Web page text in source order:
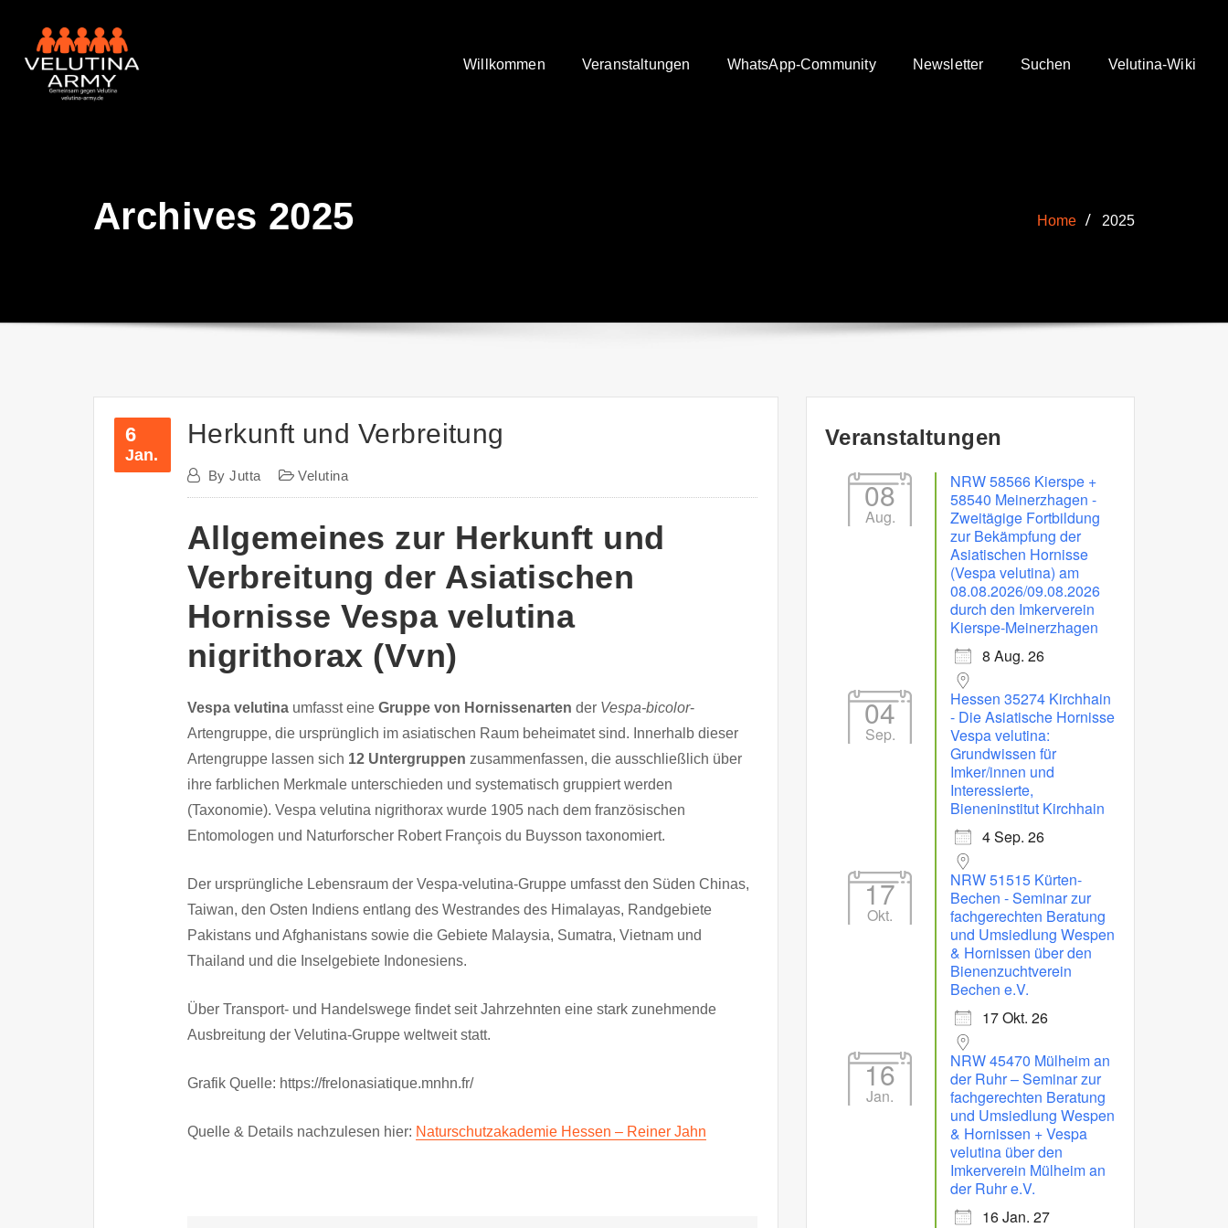
content
Willkommen Veranstaltungen WhatsApp-Community Newsletter Suchen Velutina-Wiki
Archives 2025 Home 2025
6
Jan.
Herkunft und Verbreitung
ByJutta Velutina
Allgemeines zur Herkunft und
Verbreitung der Asiatischen
Hornisse Vespa velutina
nigrithorax (Vvn)
Vespa velutina umfasst eine Gruppe von Hornissenarten der Vespa-bicolor-
Artengruppe, die ursprünglich im asiatischen Raum beheimatet sind. Innerhalb dieser
Artengruppe lassen sich 12 Untergruppen zusammenfassen, die ausschließlich über
ihre farblichen Merkmale unterschieden und systematisch gruppiert werden
(Taxonomie). Vespa velutina nigrithorax wurde 1905 nach dem französischen
Entomologen und Naturforscher Robert François du Buysson taxonomiert.
Der ursprüngliche Lebensraum der Vespa-velutina-Gruppe umfasst den Süden Chinas,
Taiwan, den Osten Indiens entlang des Westrandes des Himalayas, Randgebiete
Pakistans und Afghanistans sowie die Gebiete Malaysia, Sumatra, Vietnam und
Thailand und die Inselgebiete Indonesiens.
Über Transport- und Handelswege findet seit Jahrzehnten eine stark zunehmende
Ausbreitung der Velutina-Gruppe weltweit statt.
Grafik Quelle: https://frelonasiatique.mnhn.fr/
Quelle & Details nachzulesen hier: Naturschutzakademie Hessen – Reiner Jahn
Veranstaltungen
08
Aug.
NRW 58566 Kierspe +
58540 Meinerzhagen -
Zweitägige Fortbildung
zur Bekämpfung der
Asiatischen Hornisse
(Vespa velutina) am
08.08.2026/09.08.2026
durch den Imkerverein
Kierspe-Meinerzhagen
8 Aug. 26
04
Sep.
Hessen 35274 Kirchhain
- Die Asiatische Hornisse
Vespa velutina:
Grundwissen für
Imker/innen und
Interessierte,
Bieneninstitut Kirchhain
4 Sep. 26
17
Okt.
NRW 51515 Kürten-
Bechen - Seminar zur
fachgerechten Beratung
und Umsiedlung Wespen
& Hornissen über den
Bienenzuchtverein
Bechen e.V.
17 Okt. 26
16
Jan.
NRW 45470 Mülheim an
der Ruhr – Seminar zur
fachgerechten Beratung
und Umsiedlung Wespen
& Hornissen + Vespa
velutina über den
Imkerverein Mülheim an
der Ruhr e.V.
16 Jan. 27